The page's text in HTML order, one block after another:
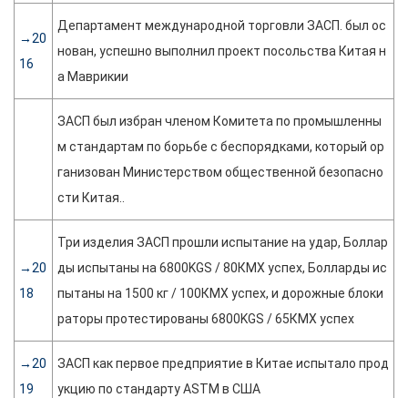
→20
16
Департамент международной торговли ЗАСП. был ос
нован, успешно выполнил проект посольства Китая н
а Маврикии
ЗАСП был избран членом Комитета по промышленны
м стандартам по борьбе с беспорядками, который ор
ганизован Министерством общественной безопасно
сти Китая..
→20
18
Три изделия ЗАСП прошли испытание на удар, Боллар
ды испытаны на 6800KGS / 80КМХ успех, Болларды ис
пытаны на 1500 кг / 100КМХ успех, и дорожные блоки
раторы протестированы 6800KGS / 65КМХ успех
→20
19
ЗАСП как первое предприятие в Китае испытало прод
укцию по стандарту ASTM в США